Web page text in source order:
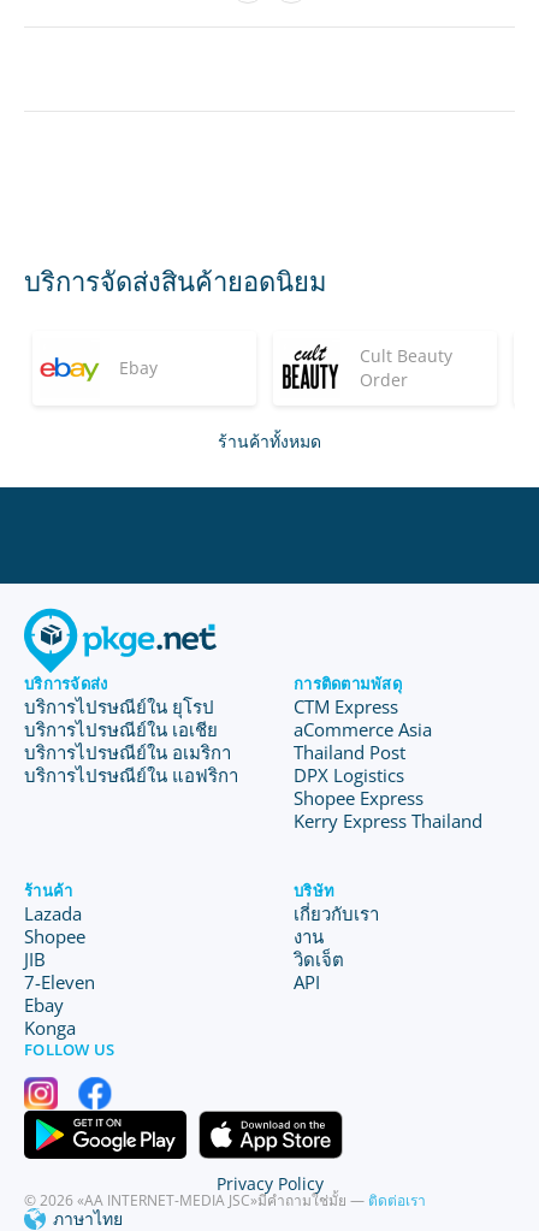
บริการจัดส่งสินค้ายอดนิยม
Ebay
Cult Beauty
Order
ร้านค้าทั้งหมด
บริการจัดส่ง
บริการไปรษณีย์ใน ยุโรป
บริการไปรษณีย์ใน เอเชีย
บริการไปรษณีย์ใน อเมริกา
บริการไปรษณีย์ใน แอฟริกา
การติดตามพัสดุ
CTM Express
aCommerce Asia
Thailand Post
DPX Logistics
Shopee Express
Kerry Express Thailand
ร้านค้า
Lazada
Shopee
JIB
7-Eleven
Ebay
Konga
บริษัท
เกี่ยวกับเรา
งาน
วิดเจ็ต
API
FOLLOW US
© 2026 «AA INTERNET-MEDIA JSC»มีคำถามใช่มั้ย — ติดต่อเรา
ภาษาไทย
Privacy Policy